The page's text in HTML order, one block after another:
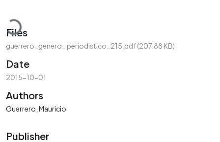
Loading...
Files
guerrero_genero_ periodistico_215.pdf(207.88 KB)
Date
2015-10-01
Authors
Guerrero, Mauricio
Publisher